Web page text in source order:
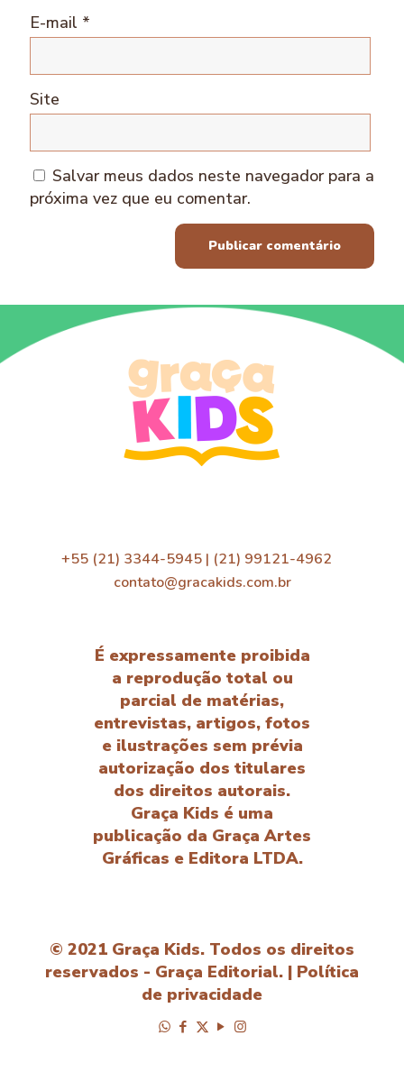
E-mail *
Site
Salvar meus dados neste navegador para a
próxima vez que eu comentar.
+55 (21) 3344-5945 | (21) 99121-4962
contato@gracakids.com.br
É expressamente proibida
a reprodução total ou
parcial de matérias,
entrevistas, artigos, fotos
e ilustrações sem prévia
autorização dos titulares
dos direitos autorais.
Graça Kids é uma
publicação da Graça Artes
Gráficas e Editora LTDA.
© 2021 Graça Kids. Todos os direitos
reservados - Graça Editorial. | Política
de privacidade